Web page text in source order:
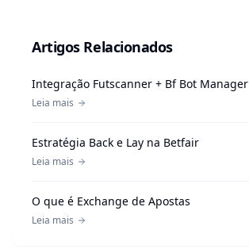
Artigos Relacionados
Integração Futscanner + Bf Bot Manager
Leia mais
Estratégia Back e Lay na Betfair
Leia mais
O que é Exchange de Apostas
Leia mais